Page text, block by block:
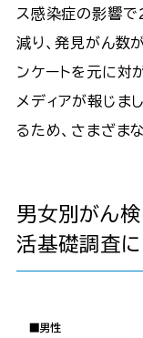
ス感染症の影響
減り、発見がん数
ンケートを元に対
メディアが報じま
るため、さまざま
男女別がん
活基礎調査に